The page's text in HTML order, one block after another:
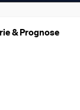
& Prognose